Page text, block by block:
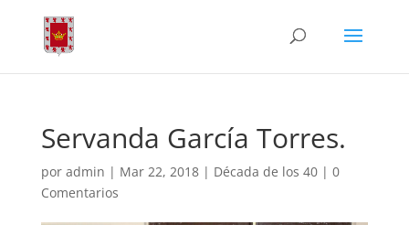
Servanda García Torres.
por admin | Mar 22, 2018| Década de los 40| 0
Comentarios